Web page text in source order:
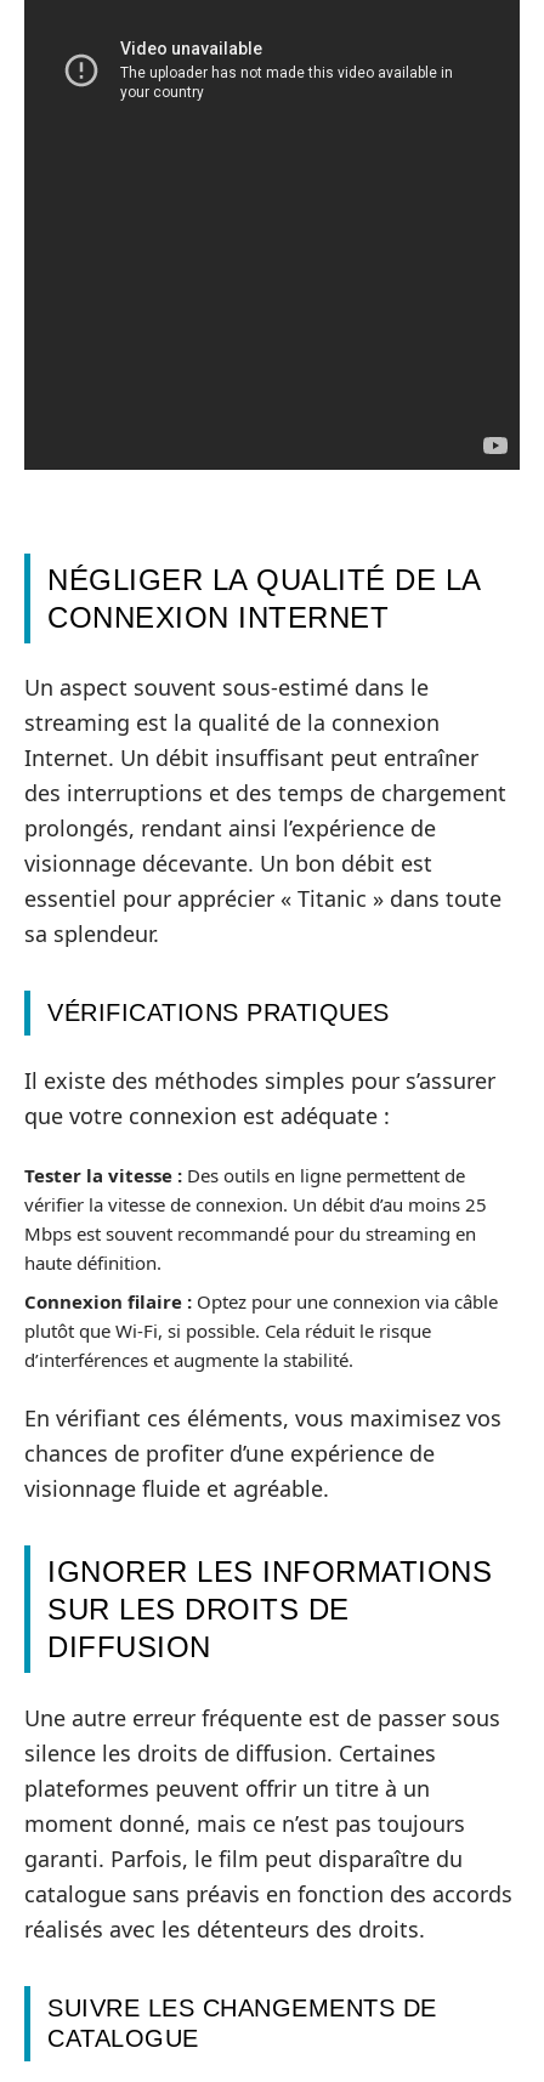
NÉGLIGER LA QUALITÉ DE LA
CONNEXION INTERNET
Un aspect souvent sous-estimé dans le
streaming est la qualité de la connexion
Internet. Un débit insuffisant peut entraîner
des interruptions et des temps de chargement
prolongés, rendant ainsi l’expérience de
visionnage décevante. Un bon débit est
essentiel pour apprécier « Titanic » dans toute
sa splendeur.
VÉRIFICATIONS PRATIQUES
Il existe des méthodes simples pour s’assurer
que votre connexion est adéquate :
Tester la vitesse : Des outils en ligne permettent de
vérifier la vitesse de connexion. Un débit d’au moins 25
Mbps est souvent recommandé pour du streaming en
haute définition.
Connexion filaire : Optez pour une connexion via câble
plutôt que Wi-Fi, si possible. Cela réduit le risque
d’interférences et augmente la stabilité.
En vérifiant ces éléments, vous maximisez vos
chances de profiter d’une expérience de
visionnage fluide et agréable.
IGNORER LES INFORMATIONS
SUR LES DROITS DE
DIFFUSION
Une autre erreur fréquente est de passer sous
silence les droits de diffusion. Certaines
plateformes peuvent offrir un titre à un
moment donné, mais ce n’est pas toujours
garanti. Parfois, le film peut disparaître du
catalogue sans préavis en fonction des accords
réalisés avec les détenteurs des droits.
SUIVRE LES CHANGEMENTS DE
CATALOGUE